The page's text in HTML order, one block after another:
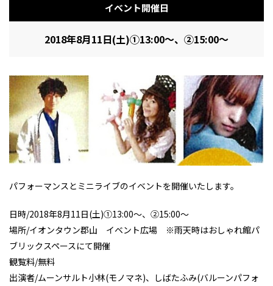
メ
パン アジア・エスニッ
ク
テイクアウト
ランチ
レジャー・スポー
ツ施設
非日常 イベントレポート
その他
せたい クゼーション
脱毛 温活・サウナ 歯列矯正・審美歯
科
その他
インテリア 食品・酒 生活を彩るモノ
その他
趣味・スキルアッ
プ
保育園・こども園 子どもの習い事・
塾
幼稚園 教育 ライフイベント
その他
イベント開催日
2018年8月11日(土)①13:00～、②15:00～
パフォーマンスとミニライブのイベントを開催いたします。
日時/2018年8月11日(土)①13:00～、②15:00～
場所/イオンタウン郡山 イベント広場 ※雨天時はおしゃれ館パ
ブリックスペースにて開催
観覧料/無料
出演者/ムーンサルト小林(モノマネ)、しばたふみ(バルーンパフォ